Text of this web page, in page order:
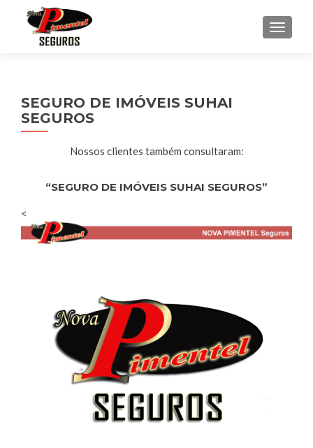
SEGURO DE IMÓVEIS SUHAI
SEGUROS
Nossos clientes também consultaram:
“SEGURO DE IMÓVEIS SUHAI SEGUROS”
<